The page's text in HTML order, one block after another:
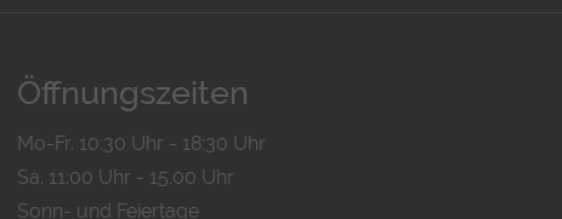
Öffnungszeiten
Mo-Fr. 10:30 Uhr - 18:30 Uhr
Sa. 11:00 Uhr - 15.00 Uhr
Sonn- und Feiertage